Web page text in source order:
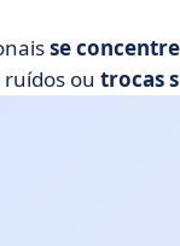
se
ou trocas